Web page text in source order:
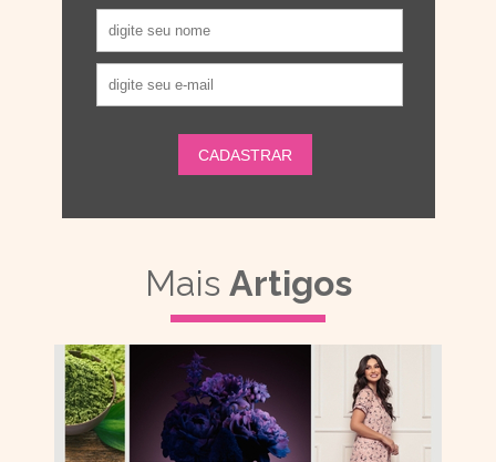
Mais Artigos